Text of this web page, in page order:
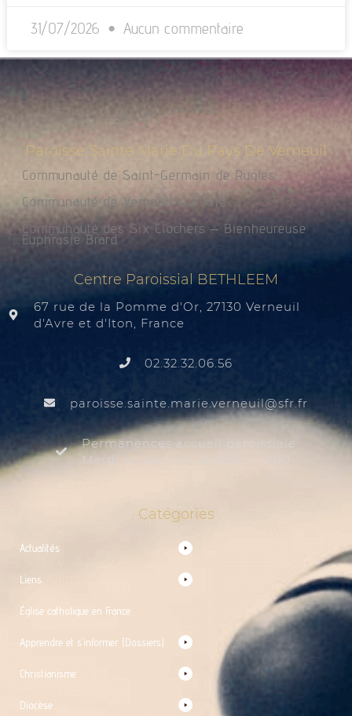
31/07/2026 Aucun commentaire
Paroisse Sainte Marie Du Pays De Verneuil
Communauté de Saint-Germain de Rugles
Communauté de Verneuil sur Avre
Communauté des Six Clochers – Bienheureuse
Euphrasie Brard
Centre Paroissial BETHLEEM
67 rue de la Pomme d'Or, 27130 Verneuil
d'Avre et d'Iton, France
02.32.32.06.56
rf.rfs
@liuenrev.eiram.etnias.essiorap
Permanences accueil paroissiale
Mardi au samedi de 9:30 à 12:00
Catégories
Actualités
Liens
Église catholique en France
Apprendre et s’informer (Dossiers)
Christianisme
Diocèse